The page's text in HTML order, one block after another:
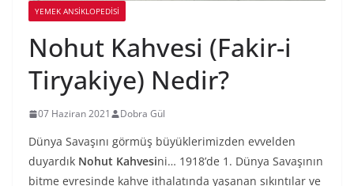
YEMEK ANSİKLOPEDİSİ
Nohut Kahvesi (Fakir-i
Tiryakiye) Nedir?
07 Haziran 2021 Dobra Gül
Dünya Savaşını görmüş büyüklerimizden evvelden
duyardık Nohut Kahvesini… 1918’de 1. Dünya Savaşının
bitme evresinde kahve ithalatında yaşanan sıkıntılar ve